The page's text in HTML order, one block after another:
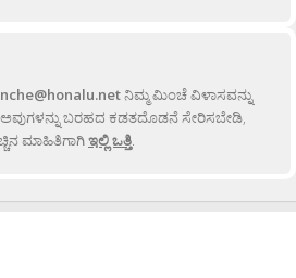
ನಿಮ್ಮ ಮಿಂಚೆ ವಿಳಾಸವನ್ನು
ಅವುಗಳನ್ನು ಬರಹದ ಕಡತದೊಡನೆ ಸೇರಿಸಬೇಡಿ,
ಮಾಹಿತಿಗಾಗಿಇಲ್ಲಿ ಒತ್ತಿ.